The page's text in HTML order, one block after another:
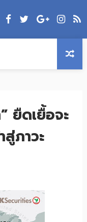
ยืดเยื้อจะ
สู่ภาวะ